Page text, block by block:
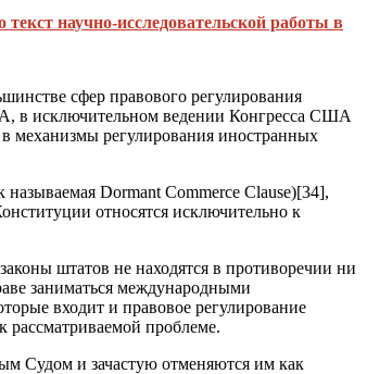
научно-исследовательской работы в
сфер правового регулирования
в исключительном ведении Конгресса США
механизмы регулирования иностранных
Dormant Commerce Clause)[34],
относятся исключительно к
штатов не находятся в противоречии ни
заниматься международными
входит и правовое регулирование
рассматриваемой проблеме.
Судом и зачастую отменяются им как